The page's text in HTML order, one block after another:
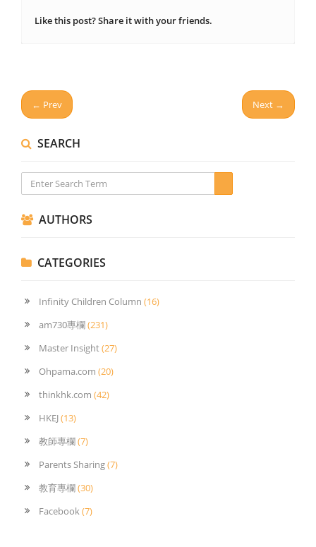
Like this post? Share it with your friends.
← Prev Next →
SEARCH
AUTHORS
CATEGORIES
Infinity Children Column (16)
am730專欄(231)
Master Insight(27)
Ohpama.com (20)
thinkhk.com (42)
HKEJ(13)
教師專欄(7)
Parents Sharing(7)
教育專欄(30)
Facebook(7)